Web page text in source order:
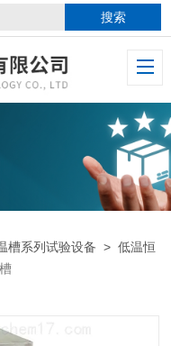
槽系列试验设备 >低温恒